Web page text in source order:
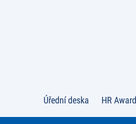
Úřední deska HR Award